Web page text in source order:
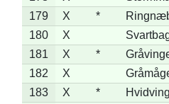
179
X *
180
X
181
X *
182
X
183
X *